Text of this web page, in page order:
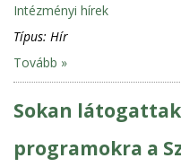
Intézményi hírek
Típus: Hír
Tovább »
Sokan
programokra a